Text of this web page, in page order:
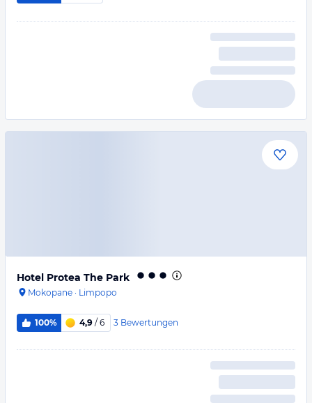
Hotel Protea The Park
Mokopane · Limpopo
100% 4,9 / 6 3 Bewertungen